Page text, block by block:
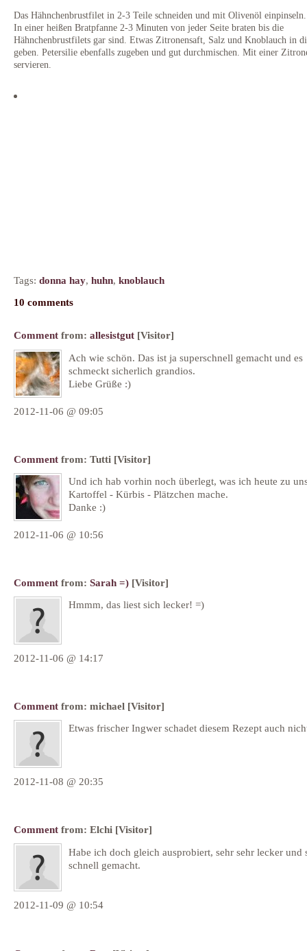
Das Hähnchenbrustfilet in 2-3 Teile schneiden und mit Olivenöl einpinseln.
In einer heißen Bratpfanne 2-3 Minuten von jeder Seite braten bis die
Hähnchenbrustfilets gar sind. Etwas Zitronensaft, Salz und Knoblauch in
geben. Petersilie ebenfalls zugeben und gut durchmischen. Mit einer
servieren.
Tags: donna hay, huhn, knoblauch
10 comments
Comment from: allesistgut [Visitor]
Ach wie schön. Das ist ja superschnell gemacht und es
schmeckt sicherlich grandios.
Liebe Grüße :)
2012-11-06 @ 09:05
Comment from: Tutti [Visitor]
Und ich hab vorhin noch überlegt, was ich heute zu
Kartoffel - Kürbis - Plätzchen mache.
Danke :)
2012-11-06 @ 10:56
Comment from: Sarah =) [Visitor]
Hmmm, das liest sich lecker! =)
2012-11-06 @ 14:17
Comment from: michael [Visitor]
Etwas frischer Ingwer schadet diesem Rezept auch
2012-11-08 @ 20:35
Comment from: Elchi [Visitor]
Habe ich doch gleich ausprobiert, sehr sehr lecker und
schnell gemacht.
2012-11-09 @ 10:54